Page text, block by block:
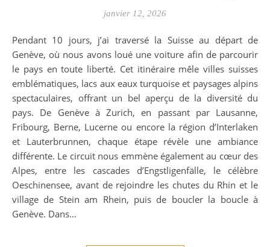
janvier 12, 2026
Pendant 10 jours, j’ai traversé la Suisse au départ de
Genève, où nous avons loué une voiture afin de parcourir
le pays en toute liberté. Cet itinéraire mêle villes suisses
emblématiques, lacs aux eaux turquoise et paysages alpins
spectaculaires, offrant un bel aperçu de la diversité du
pays. De Genève à Zurich, en passant par Lausanne,
Fribourg, Berne, Lucerne ou encore la région d’Interlaken
et Lauterbrunnen, chaque étape révèle une ambiance
différente. Le circuit nous emmène également au cœur des
Alpes, entre les cascades d’Engstligenfälle, le célèbre
Oeschinensee, avant de rejoindre les chutes du Rhin et le
village de Stein am Rhein, puis de boucler la boucle à
Genève. Dans…